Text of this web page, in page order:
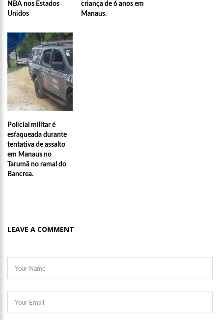
NBA nos Estados
Unidos
criança de 6 anos em
Manaus.
Policial militar é
esfaqueada durante
tentativa de assalto
em Manaus no
Tarumã no ramal do
Bancrea.
LEAVE A COMMENT